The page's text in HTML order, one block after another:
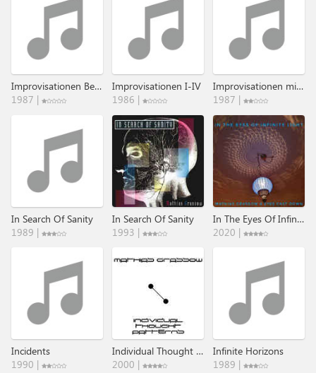
Improvisationen Beate Und Mathias
1987 |
Improvisationen I-IV
1986 |
Improvisationen mit Koto & Stimme
1987 |
In Search Of Sanity
1989 |
In Search Of Sanity
1993 |
In The Eyes Of Infinite Light
2020 |
Incidents
1990 |
Individual Thought Patterns
2000 |
Infinite Horizons
1989 |